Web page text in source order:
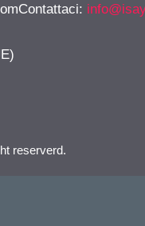
:
reserverd.